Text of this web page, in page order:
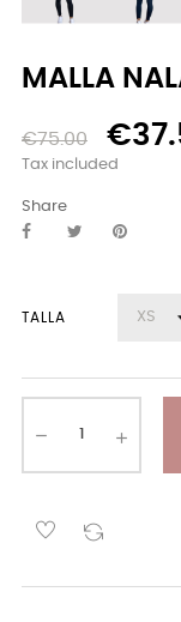
MALLA
€75.00
Tax included
Share
TALLA